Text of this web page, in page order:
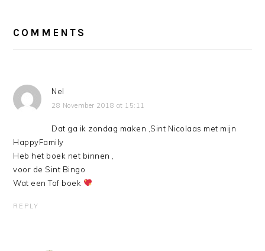
INTERACTIONS
COMMENTS
Nel
28 November 2018 at 15:11
Dat ga ik zondag maken ,Sint Nicolaas met mijn
HappyFamily
Heb het boek net binnen ,
voor de Sint Bingo
Wat een Tof boek
REPLY